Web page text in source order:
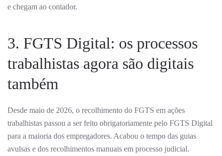
e chegam ao contador.
3. FGTS Digital: os processos
trabalhistas agora são digitais
também
Desde maio de 2026, o recolhimento do FGTS em ações
trabalhistas passou a ser feito obrigatoriamente pelo FGTS Digital
para a maioria dos empregadores. Acabou o tempo das guias
avulsas e dos recolhimentos manuais em processo judicial.